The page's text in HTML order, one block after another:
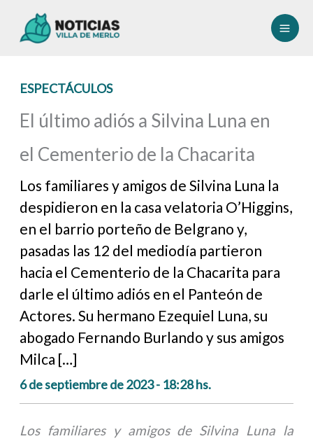
ESPECTÁCULOS
El último adiós a Silvina Luna en
el Cementerio de la Chacarita
Los familiares y amigos de Silvina Luna la
despidieron en la casa velatoria O’Higgins,
en el barrio porteño de Belgrano y,
pasadas las 12 del mediodía partieron
hacia el Cementerio de la Chacarita para
darle el último adiós en el Panteón de
Actores. Su hermano Ezequiel Luna, su
abogado Fernando Burlando y sus amigos
Milca […]
6 de septiembre de 2023 - 18:28 hs.
Los familiares y amigos de Silvina Luna la